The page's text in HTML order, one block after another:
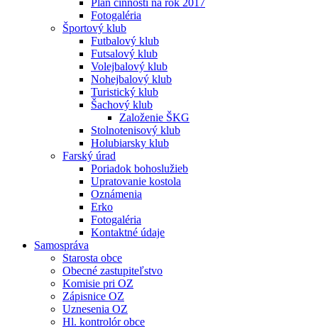
Plán činností na rok 2017
Fotogaléria
Športový klub
Futbalový klub
Futsalový klub
Volejbalový klub
Nohejbalový klub
Turistický klub
Šachový klub
Založenie ŠKG
Stolnotenisový klub
Holubiarsky klub
Farský úrad
Poriadok bohoslužieb
Upratovanie kostola
Oznámenia
Erko
Fotogaléria
Kontaktné údaje
Samospráva
Starosta obce
Obecné zastupiteľstvo
Komisie pri OZ
Zápisnice OZ
Uznesenia OZ
Hl. kontrolór obce